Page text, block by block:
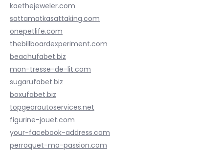
kaethejeweler.com
sattamatkasattaking.com
onepetlife.com
thebillboardexperiment.com
beachufabet.biz
mon-tresse-de-lit.com
sugarufabet.biz
boxufabet.biz
topgearautoservices.net
figurine-jouet.com
your-facebook-address.com
perroquet-ma-passion.com